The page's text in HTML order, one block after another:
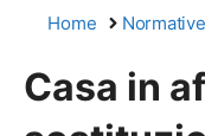
Home Normative
Casa in